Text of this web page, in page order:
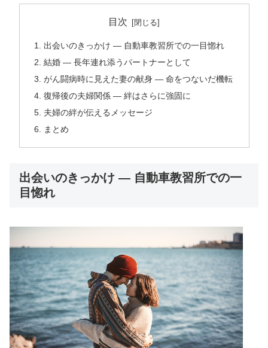
目次
出会いのきっかけ — 自動車教習所での一目惚れ
結婚 — 長年連れ添うパートナーとして
がん闘病時に見えた妻の献身 — 命をつないだ機転
復帰後の夫婦関係 — 絆はさらに強固に
夫婦の絆が伝えるメッセージ
まとめ
出会いのきっかけ — 自動車教習所での一
目惚れ